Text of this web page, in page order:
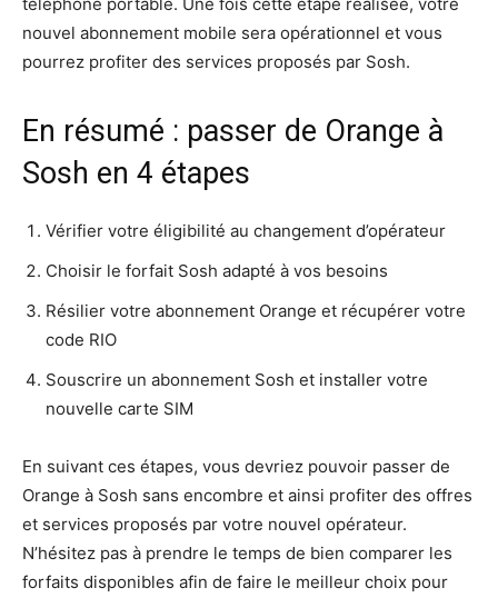
nouvel abonnement mobile sera opérationnel et vous
pourrez profiter des services proposés par Sosh.
En résumé : passer de Orange à
Sosh en 4 étapes
Vérifier votre éligibilité au changement d’opérateur
Choisir le forfait Sosh adapté à vos besoins
Résilier votre abonnement Orange et récupérer votre
code RIO
Souscrire un abonnement Sosh et installer votre
nouvelle carte SIM
En suivant ces étapes, vous devriez pouvoir passer de
Orange à Sosh sans encombre et ainsi profiter des offres
et services proposés par votre nouvel opérateur.
N’hésitez pas à prendre le temps de bien comparer les
forfaits disponibles afin de faire le meilleur choix pour